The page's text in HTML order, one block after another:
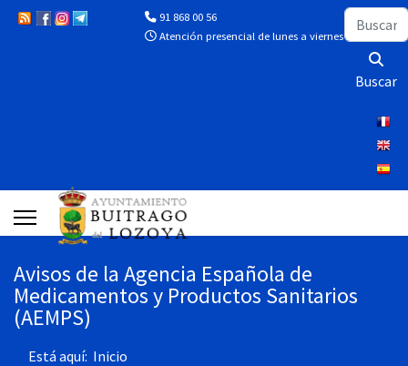
91 868 00 56
Atención presencial de lunes a viernes de 10:00 a
Buscar
Buscar
Avisos de la Agencia Española de
Medicamentos y Productos Sanitarios
(AEMPS)
Está aquí: Inicio